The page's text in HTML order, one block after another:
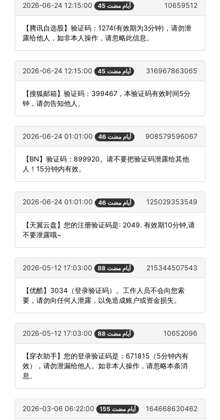
2026-06-24 12:15:00 45 أيام مضت 10659512
【腾讯自选股】验证码：1274(有效期为3分钟)，请勿泄
露给他人，如非本人操作，请忽略此信息。
2026-06-24 12:15:00 45 أيام مضت 316967863065
【搜狐邮箱】验证码：399467，本验证码有效时间5分
钟，请勿告知他人。
2026-06-24 01:01:00 46 أيام مضت 908579596067
【BN】验证码：899920。请不要把验证码泄露给其他
人！15分钟内有效。
2026-06-24 01:01:00 46 أيام مضت 125029353549
【天翼云盘】您的注册验证码是: 2049. 有效期10分钟,请
不要泄露哦~
2026-05-12 17:03:00 88 أيام مضت 215344507543
【优酷】3034（登录验证码）。工作人员不会向您索
要，请勿向任何人泄露，以免造成账户或资金损失。
2026-05-12 17:03:00 88 أيام مضت 10652096
【穿衣助手】您的登录验证码是：671815（5分钟内有
效），请勿泄漏给他人。如非本人操作，请忽略本条消
息。
2026-03-06 06:22:00 155 أيام مضت 164668630462